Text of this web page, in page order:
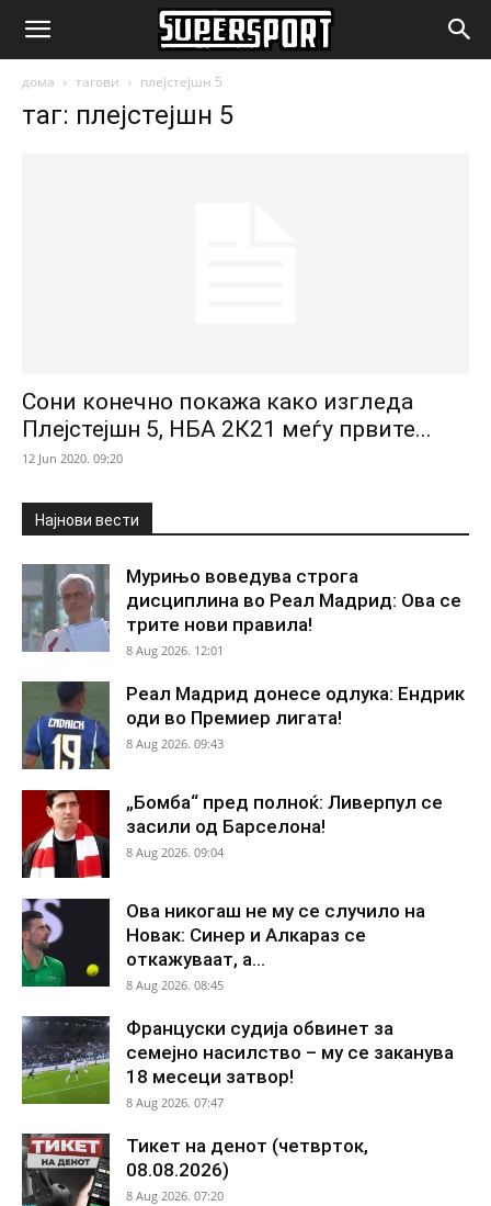
SuperSport.mk
дома тагови плејстејшн 5
таг: плејстејшн 5
Сони конечно покажа како изгледа
Плејстејшн 5, НБА 2К21 меѓу првите...
12 Jun 2020. 09:20
Најнови вести
Мурињо воведува строга
дисциплина во Реал Мадрид: Ова се
трите нови правила!
8 Aug 2026. 12:01
Реал Мадрид донесе одлука: Ендрик
оди во Премиер лигата!
8 Aug 2026. 09:43
„Бомба“ пред полноќ: Ливерпул се
засили од Барселона!
8 Aug 2026. 09:04
Ова никогаш не му се случило на
Новак: Синер и Алкараз се
откажуваат, а...
8 Aug 2026. 08:45
Француски судија обвинет за
семејно насилство – му се заканува
18 месеци затвор!
8 Aug 2026. 07:47
Тикет на денот (четврток,
08.08.2026)
8 Aug 2026. 07:20